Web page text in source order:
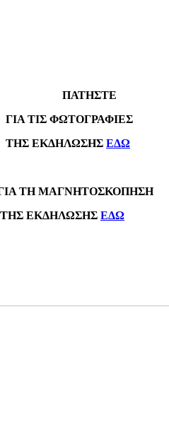
ΠΑΤΗΣΤΕ
ΤΙΣ ΦΩΤΟΓΡΑΦΙΕΣ
ΕΚΔΗΛΩΣΗΣ ΕΔΩ
ΤΗ ΜΑΓΝΗΤΟΣΚΟΠΗΣΗ
ΕΚΔΗΛΩΣΗΣ ΕΔΩ